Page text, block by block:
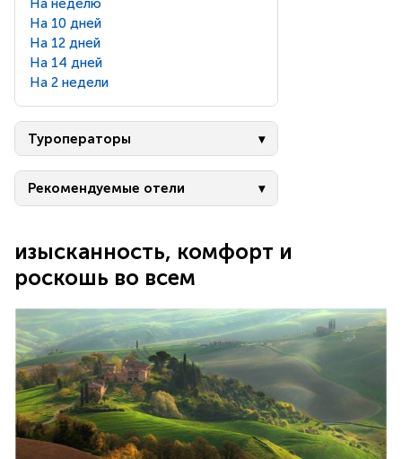
На неделю
На 10 дней
На 12 дней
На 14 дней
На 2 недели
Туроператоры
Рекомендуемые отели
изысканность, комфорт и
роскошь во всем